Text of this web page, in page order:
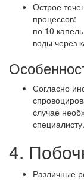
Острое
процессов:
по 10
воды через
Согласно
случае
специалисту.
4.
Различные